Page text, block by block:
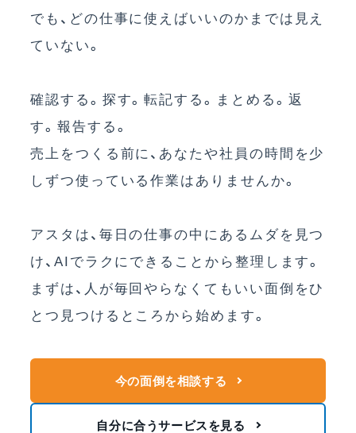
でも、どの仕事に使えばいいのかまでは見え
ていない。
確認する。探す。転記する。まとめる。返
す。報告する。
売上をつくる前に、あなたや社員の時間を少
しずつ使っている作業はありませんか。
アスタは、毎日の仕事の中にあるムダを見つ
け、AIでラクにできることから整理します。
まずは、人が毎回やらなくてもいい面倒をひ
とつ見つけるところから始めます。
今の面倒を相談する
自分に合うサービスを見る